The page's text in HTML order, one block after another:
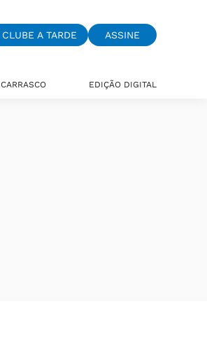
CLUBE A TARDE ASSINE
EDIÇÃO DIGITAL